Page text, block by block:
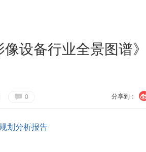
设备行业全景图谱
分享到：
G 0
划分析报告